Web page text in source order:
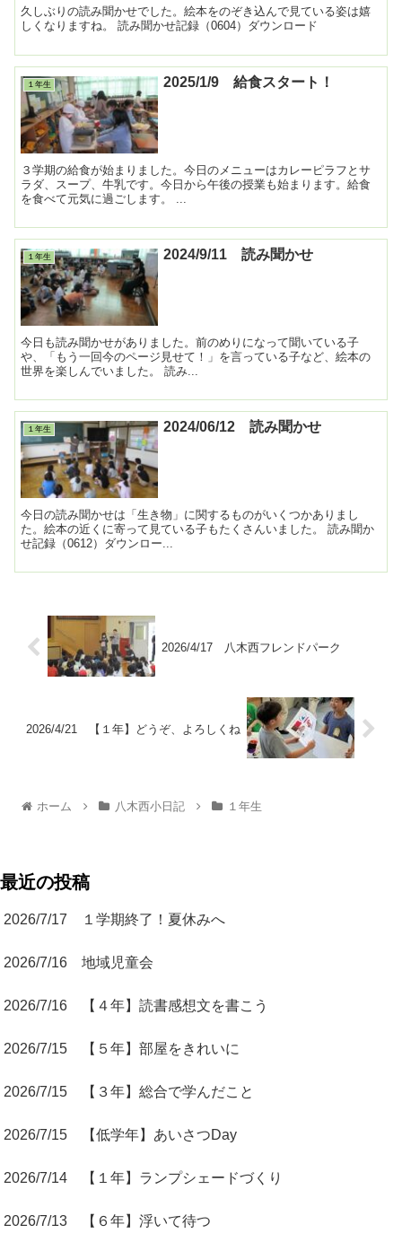
久しぶりの読み聞かせでした。絵本をのぞき込んで見ている姿は嬉
しくなりますね。 読み聞かせ記録（0604）ダウンロード
１年生 2025/1/9 給食スタート！
３学期の給食が始まりました。今日のメニューはカレーピラフとサ
ラダ、スープ、牛乳です。今日から午後の授業も始まります。給食
１年生 2024/9/11 読み聞かせ
今日も読み聞かせがありました。前のめりになって聞いている子
や、「もう一回今のページ見せて！」を言っている子など、絵本の
世界を楽しんでいました。 読み...
１年生 2024/06/12 読み聞かせ
今日の読み聞かせは「生き物」に関するものがいくつかありまし
た。絵本の近くに寄って見ている子もたくさんいました。 読み聞か
せ記録（0612）ダウンロー...
2026/4/17 八木西フレンドパーク
2026/4/21 【１年】どうぞ、よろしくね
ホーム 八木西小日記 １年生
最近の投稿
2026/7/17 １学期終了！夏休みへ
2026/7/16 地域児童会
2026/7/16 【４年】読書感想文を書こう
2026/7/15 【５年】部屋をきれいに
2026/7/15 【３年】総合で学んだこと
2026/7/15 【低学年】あいさつDay
2026/7/14 【１年】ランプシェードづくり
2026/7/13 【６年】浮いて待つ